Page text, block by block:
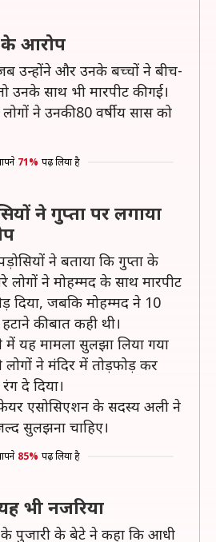
के आरोप
उन्होंने और उनके बच्चों ने बीच-
उनके साथ भी मारपीट की गई।
ने उनकी 80 वर्षीय सास को
71% पढ़ लिया है
ने गुप्ता पर लगाया
ने बताया कि गुप्ता के
ने मोहम्मद के साथ मारपीट
दिया, जबकि मोहम्मद ने 10
की बात कही थी।
में यह मामला सुलझा लिया गया
ने मंदिर में तोड़फोड़ कर
दे दिया।
एसोसिएशन के सदस्य अली ने
सुलझना चाहिए।
85% पढ़ लिया है
भी नजरिया
पुजारी के बेटे ने कहा कि आधी